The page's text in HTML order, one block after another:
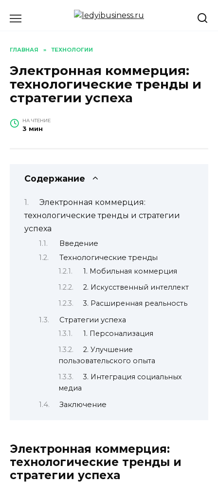
ГЛАВНАЯ » ТЕХНОЛОГИИ
Электронная коммерция:
технологические тренды и
стратегии успеха
НА ЧТЕНИЕ
3 мин
Содержание
Электронная коммерция:
технологические тренды и стратегии
успеха
Введение
Технологические тренды
1. Мобильная коммерция
2. Искусственный интеллект
3. Расширенная реальность
Стратегии успеха
1. Персонализация
2. Улучшение
пользовательского опыта
3. Интеграция социальных
медиа
Заключение
Электронная коммерция:
технологические тренды и
стратегии успеха